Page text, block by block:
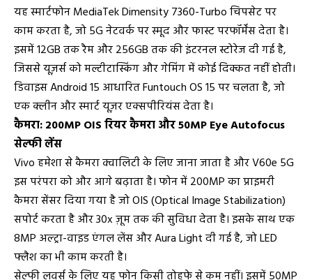
यह स्मार्टफोन MediaTek Dimensity 7360-Turbo चिपसेट पर
काम करता है, जो 5G नेटवर्क पर स्मूद और फास्ट परफॉर्मेंस देता है।
इसमें 12GB तक रैम और 256GB तक की इंटरनल स्टोरेज दी गई है,
जिससे यूज़र्स को मल्टीटास्किंग और गेमिंग में कोई दिक्कत नहीं होती।
डिवाइस Android 15 आधारित Funtouch OS 15 पर चलता है, जो
एक क्लीन और स्मार्ट यूज़र एक्सपीरियंस देता है।
कैमरा: 200MP OIS रियर कैमरा और 50MP Eye Autofocus
सेल्फी लेंस
Vivo हमेशा से कैमरा क्वालिटी के लिए जाना जाता है और V60e 5G
इस परंपरा को और आगे बढ़ाता है। फोन में 200MP का प्राइमरी
कैमरा सेंसर दिया गया है जो OIS (Optical Image Stabilization)
सपोर्ट करता है और 30x ज़ूम तक की सुविधा देता है। इसके साथ एक
8MP अल्ट्रा-वाइड एंगल लेंस और Aura Light दी गई है, जो LED
फ्लैश का भी काम करती है।
सेल्फी लवर्स के लिए यह फोन किसी तोहफे से कम नहीं। इसमें 50MP